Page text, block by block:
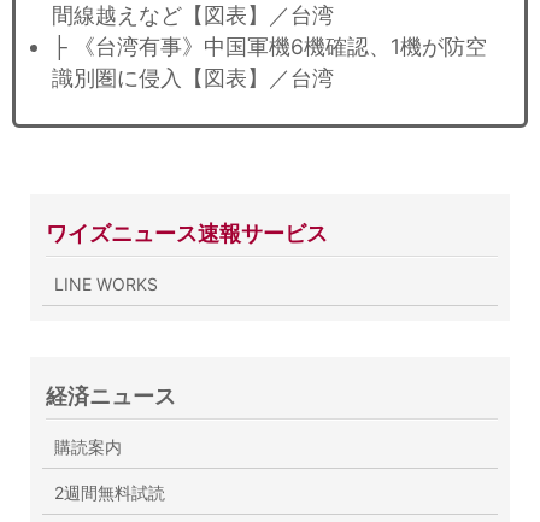
間線越えなど【図表】／台湾
├ 《台湾有事》中国軍機6機確認、1機が防空
識別圏に侵入【図表】／台湾
ワイズニュース速報サービス
LINE WORKS
経済ニュース
購読案内
2週間無料試読